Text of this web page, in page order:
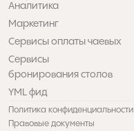
Аналитика
Маркетинг
Сервисы оплаты чаевых
Сервисы
бронирования столов
YML фид
Политика конфиденциальности
Правовые документы